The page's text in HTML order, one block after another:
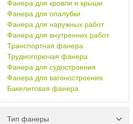
Фанера для кровли и крыши
Фанера для опалубки
Фанера для наружных работ
Фанера для внутренних работ
Транспортная фанера
Трудногорючая фанера
Фанера для судостроения
Фанера для вагоностроения
Бакелитовая фанера
Тип фанеры